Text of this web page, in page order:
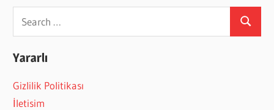
Search
Yararlı
Gizlilik Politikası
İletisim